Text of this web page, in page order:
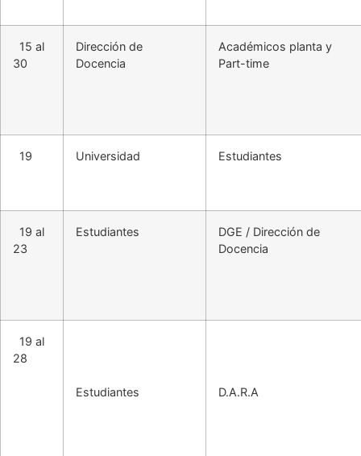
15 al
30
Dirección de
Docencia
Académicos planta y
Part-time
19 Universidad Estudiantes
19 al
23
Estudiantes
DGE / Dirección de
Docencia
19 al
28
Estudiantes D.A.R.A